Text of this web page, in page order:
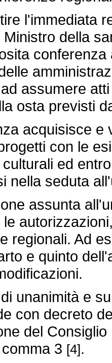
l'immediata
della
assumere
osta previsti
acquisisce e
con le
ed
nella seduta
assunta
regionali. Ad
e quinto
unanimità e
con decreto
del
3 [4].